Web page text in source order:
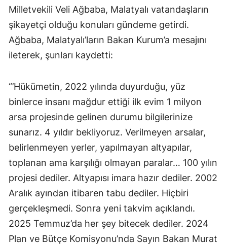
Milletvekili Veli Ağbaba, Malatyalı vatandaşların
şikayetçi olduğu konuları gündeme getirdi.
Ağbaba, Malatyalı’ların Bakan Kurum’a mesajını
ileterek, şunları kaydetti:
“’Hükümetin, 2022 yılında duyurduğu, yüz
binlerce insanı mağdur ettiği ilk evim 1 milyon
arsa projesinde gelinen durumu bilgilerinize
sunarız. 4 yıldır bekliyoruz. Verilmeyen arsalar,
belirlenmeyen yerler, yapılmayan altyapılar,
toplanan ama karşılığı olmayan paralar… 100 yılın
projesi dediler. Altyapısı imara hazır dediler. 2002
Aralık ayından itibaren tabu dediler. Hiçbiri
gerçekleşmedi. Sonra yeni takvim açıklandı.
2025 Temmuz’da her şey bitecek dediler. 2024
Plan ve Bütçe Komisyonu’nda Sayın Bakan Murat